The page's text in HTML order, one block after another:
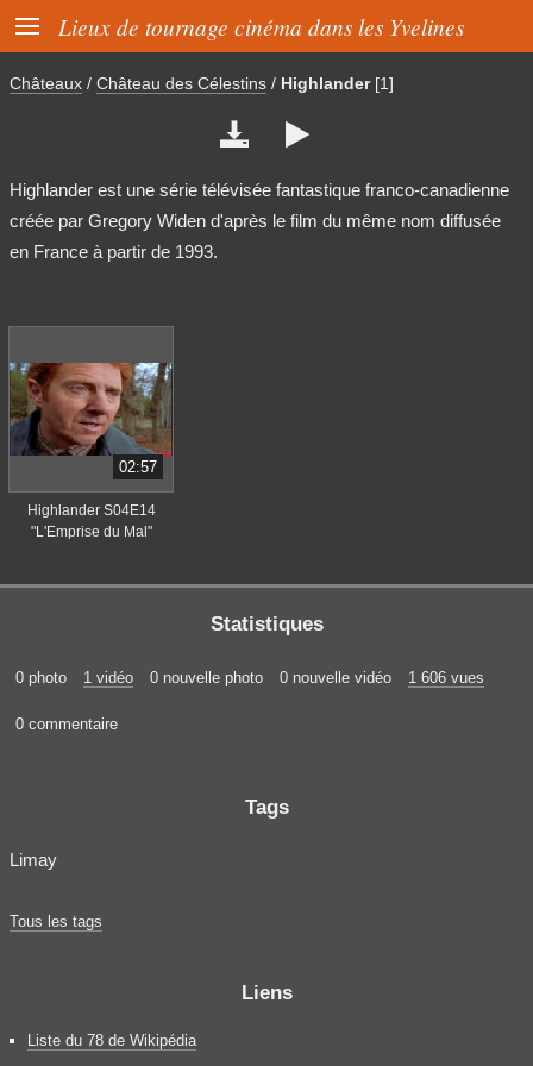
 Lieux de tournage cinéma dans les Yvelines
Châteaux / Château des Célestins / Highlander [1]
 
Highlander est une série télévisée fantastique franco-canadienne
créée par Gregory Widen d'après le film du même nom diffusée
en France à partir de 1993.
02:57
Highlander S04E14
"L'Emprise du Mal"
Statistiques
0 photo 1 vidéo 0 nouvelle photo 0 nouvelle vidéo 1 606 vues
0 commentaire
Tags
Limay
Tous les tags
Liens
Liste du 78 de Wikipédia